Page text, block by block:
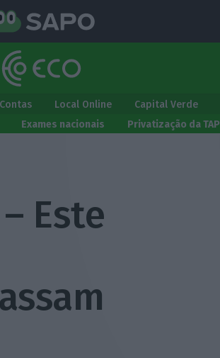
Local Online Capital Verde
Exames nacionais Privatização da TAP
Este